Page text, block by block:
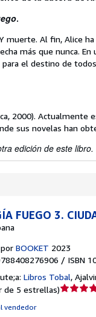
.
muerte. Al fin, Alice
más que nunca.
el destino de
2000). Actualmente
sus novelas han
edición de este libro.
FUEGO 3.
BOOKET 2023
/ ISBN
Libros Tobal,
de 5 estrellas)
vendedor